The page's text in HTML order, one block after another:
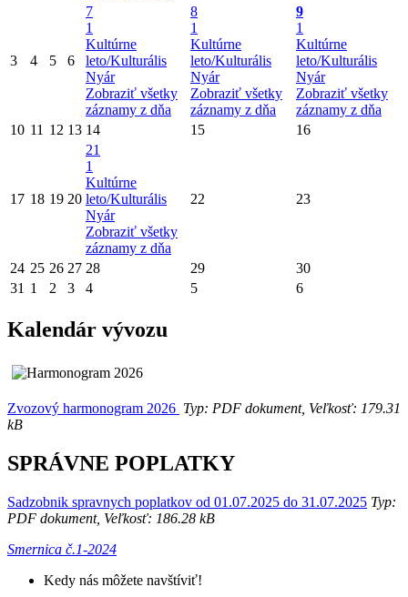
3 4 5 6
7
1
Kultúrne
leto/Kulturális
Nyár
Zobraziť všetky
záznamy z dňa
8
1
Kultúrne
leto/Kulturális
Nyár
Zobraziť všetky
záznamy z dňa
9
1
Kultúrne
leto/Kulturális
Nyár
Zobraziť všetky
záznamy z dňa
10 11 12 13 14 15 16
17 18 19 20
21
1
Kultúrne
leto/Kulturális
Nyár
Zobraziť všetky
záznamy z dňa
22 23
24 25 26 27 28 29
30
31 1 2 3 4 5 6
Kalendár vývozu
Zvozový harmonogram 2026 Typ: PDF dokument, Veľkosť: 179.31
kB
SPRÁVNE POPLATKY
Sadzobnik spravnych poplatkov od 01.07.2025 do 31.07.2025 Typ:
PDF dokument, Veľkosť: 186.28 kB
Smernica č.1-2024
Kedy nás môžete navštíviť!